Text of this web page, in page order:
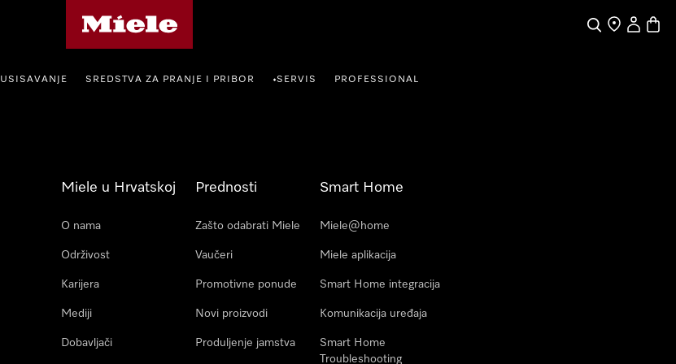
PretragaTraženjeKorisnički
USISAVANJE SREDSTVA ZA PRANJE I PRIBOR •SERVIS PROFESSIONAL
Miele u Hrvatskoj
O nama
Održivost
Karijera
Mediji
Dobavljači
Prednosti
Zašto odabrati Miele
Vaučeri
Promotivne ponude
Novi proizvodi
Produljenje jamstva
Smart Home
Miele@home
Miele aplikacija
Smart Home integracija
Komunikacija uređaja
Smart Home
Troubleshooting